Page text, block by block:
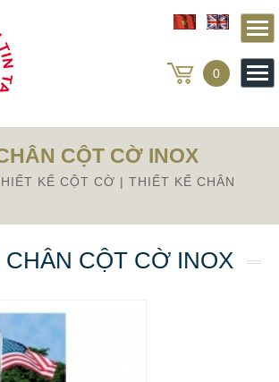
0
mã nguồn Zalo
CỘT CỜ INOX
KẾ CỘT CỜ | THIẾT KẾ CHÂN
CHÂN CỘT CỜ INOX